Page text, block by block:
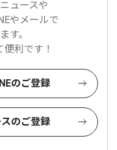
ュースや
やメールで
す。
利です！
のご登録
のご登録